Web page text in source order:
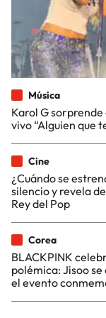
Música
Karol G
vivo “Alguien que
Cine
¿Cuándo se
silencio y revela
Rey del Pop
Corea
BLACKPINK
polémica: Jisoo
el evento